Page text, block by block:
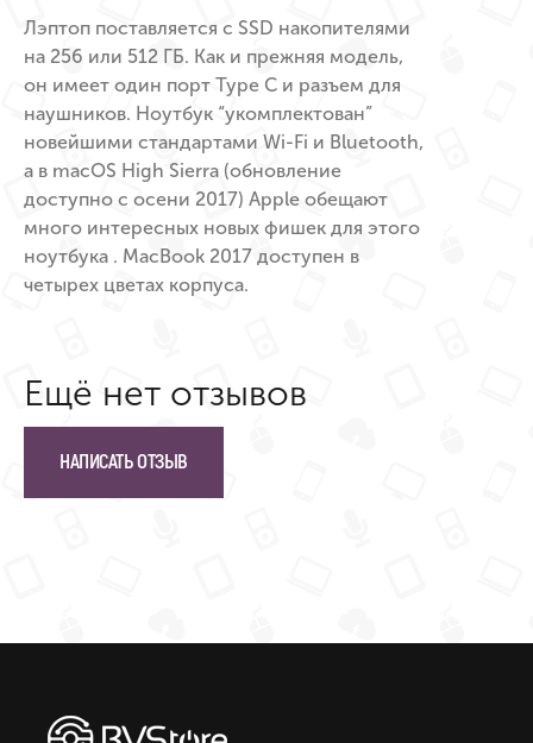
Лэптоп поставляется с SSD накопителями
на 256 или 512 ГБ. Как и прежняя модель,
он имеет один порт Type C и разъем для
наушников. Ноутбук “укомплектован”
новейшими стандартами Wi-Fi и Bluetooth,
а в macOS High Sierra (обновление
доступно с осени 2017) Apple обещают
много интересных новых фишек для этого
ноутбука . MacBook 2017 доступен в
четырех цветах корпуса.
Ещё нет отзывов
НАПИСАТЬ ОТЗЫВ